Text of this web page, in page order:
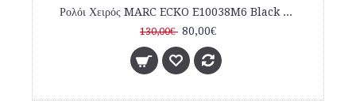
Ρολόι Χειρός MARC ECKO E10038M6 Black Leather Strap
130,00€ 80,00€